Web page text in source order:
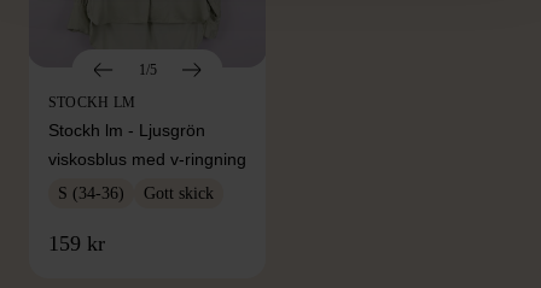
1/5
STOCKH LM
Stockh lm - Ljusgrön
viskosblus med v-ringning
S (34-36) Gott skick
159 kr
FRÅN SAMMA VARUMÄRKE